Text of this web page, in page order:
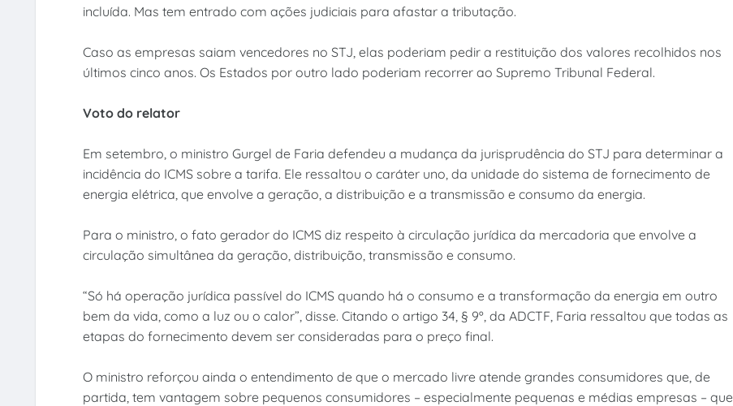
incluída. Mas tem entrado com ações judiciais para afastar a tributação.
Caso as empresas saiam vencedores no STJ, elas poderiam pedir a restituição dos valores recolhidos nos
últimos cinco anos. Os Estados por outro lado poderiam recorrer ao Supremo Tribunal Federal.
Voto do relator
Em setembro, o ministro Gurgel de Faria defendeu a mudança da jurisprudência do STJ para determinar a
incidência do ICMS sobre a tarifa. Ele ressaltou o caráter uno, da unidade do sistema de fornecimento de
energia elétrica, que envolve a geração, a distribuição e a transmissão e consumo da energia.
Para o ministro, o fato gerador do ICMS diz respeito à circulação jurídica da mercadoria que envolve a
circulação simultânea da geração, distribuição, transmissão e consumo.
“Só há operação jurídica passível do ICMS quando há o consumo e a transformação da energia em outro
bem da vida, como a luz ou o calor”, disse. Citando o artigo 34, § 9º, da ADCTF, Faria ressaltou que todas as
etapas do fornecimento devem ser consideradas para o preço final.
O ministro reforçou ainda o entendimento de que o mercado livre atende grandes consumidores que, de
partida, tem vantagem sobre pequenos consumidores – especialmente pequenas e médias empresas – que